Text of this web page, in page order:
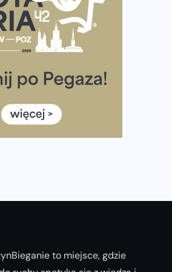
Powstania Warszawskiego.
liczba uczestników
3 treningi wystarczą? Jak
robić postępy
Przed nami Nocny Portowy
to miejsce, gdzie